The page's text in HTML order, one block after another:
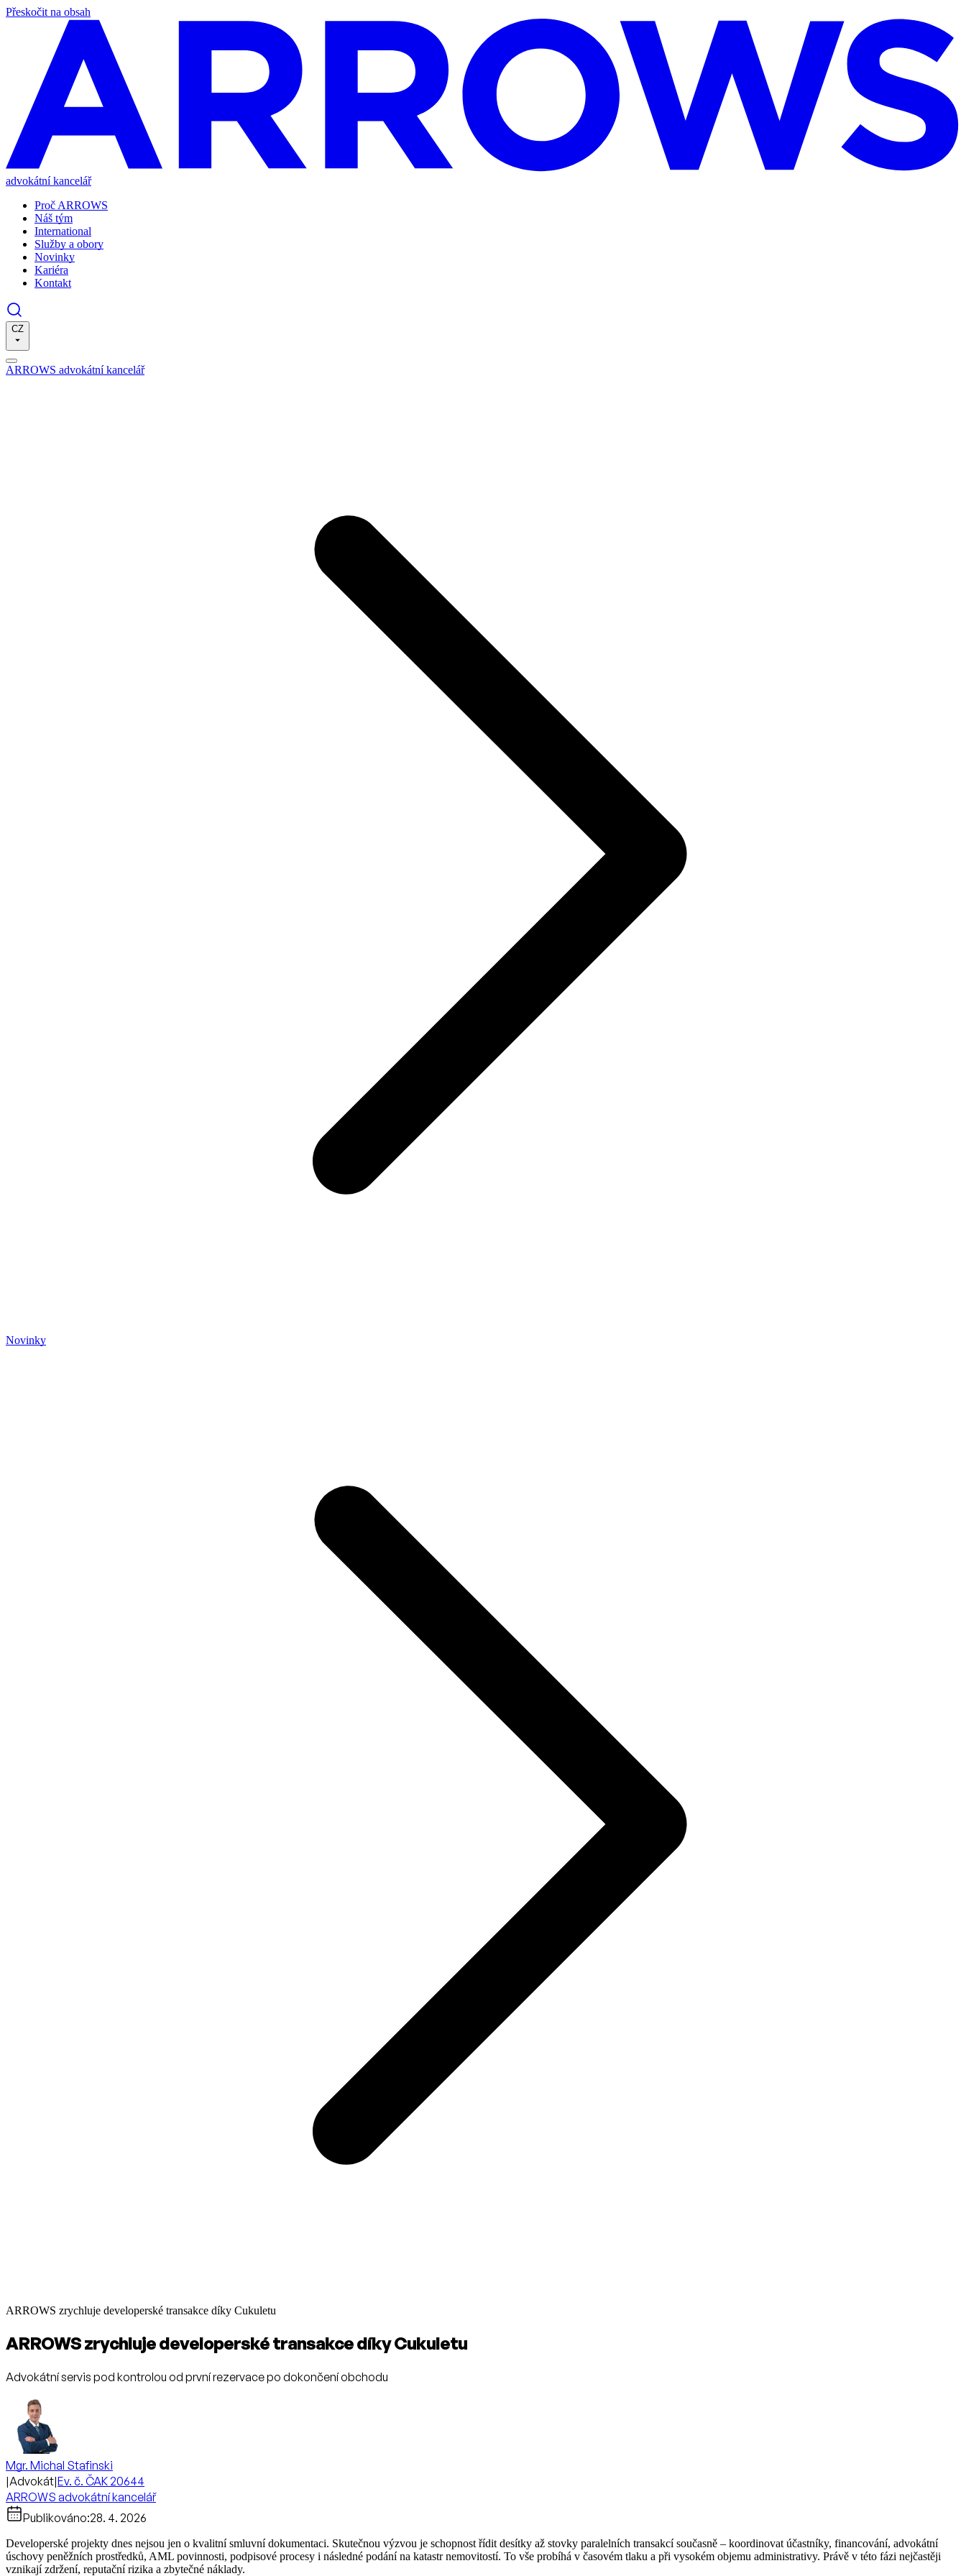
Přeskočit na obsah
advokátní kancelář
Proč ARROWS
Náš tým
International
Služby a obory
Novinky
Kariéra
Kontakt
CZ
ARROWS advokátní kancelář
Novinky
ARROWS zrychluje developerské transakce díky Cukuletu
ARROWS zrychluje developerské transakce díky Cukuletu
Advokátní servis pod kontrolou od první rezervace po dokončení obchodu
Mgr. Michal Stafinski
|Advokát|Ev. č. ČAK 20644
ARROWS advokátní kancelář
Publikováno:28. 4. 2026
Developerské projekty dnes nejsou jen o kvalitní smluvní dokumentaci. Skutečnou výzvou je schopnost řídit desítky až stovky paralelních transakcí současně – koordinovat účastníky, financování, advokátní
úschovy peněžních prostředků, AML povinnosti, podpisové procesy i následné podání na katastr nemovitostí. To vše probíhá v časovém tlaku a při vysokém objemu administrativy. Právě v této fázi nejčastěji
vznikají zdržení, reputační rizika a zbytečné náklady.